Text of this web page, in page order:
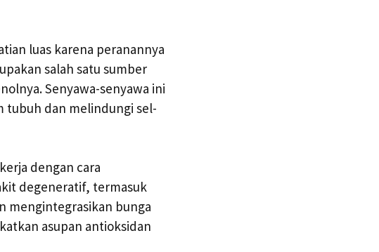
luas karena peranannya
salah satu sumber
Senyawa-senyawa ini
tubuh dan melindungi sel-
dengan cara
degeneratif, termasuk
mengintegrasikan bunga
asupan antioksidan